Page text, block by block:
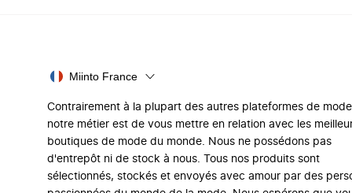
Miinto France
Contrairement à la plupart des autres plateformes de
notre métier est de vous mettre en relation avec les
boutiques de mode du monde. Nous ne possédons pas
d'entrepôt ni de stock à nous. Tous nos produits sont
sélectionnés, stockés et envoyés avec amour par des